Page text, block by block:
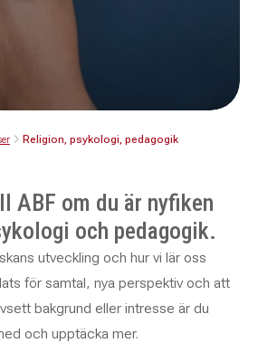
Religion, psykologi, pedagogik
ABF om du är nyfiken
och pedagogik.
utveckling och hur vi lär oss
för samtal, nya perspektiv och att
bakgrund eller intresse är du
och upptäcka mer.